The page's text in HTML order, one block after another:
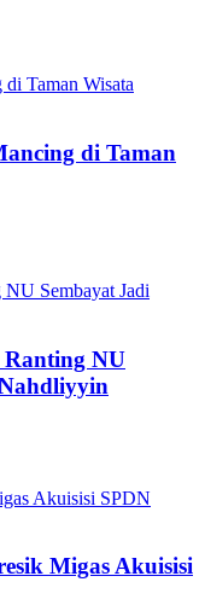
di Taman
NU
Migas Akuisisi